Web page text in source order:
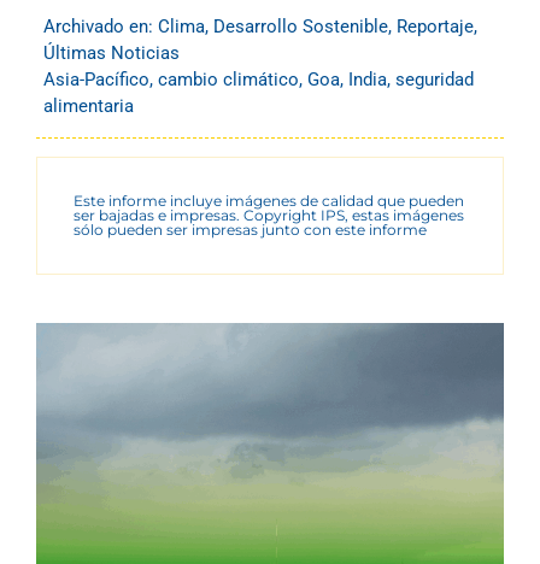
Archivado en: Clima, Desarrollo Sostenible, Reportaje,
Últimas Noticias
Asia-Pacífico, cambio climático, Goa, India, seguridad
alimentaria
Este informe incluye imágenes de calidad que pueden
ser bajadas e impresas. Copyright IPS, estas imágenes
sólo pueden ser impresas junto con este informe